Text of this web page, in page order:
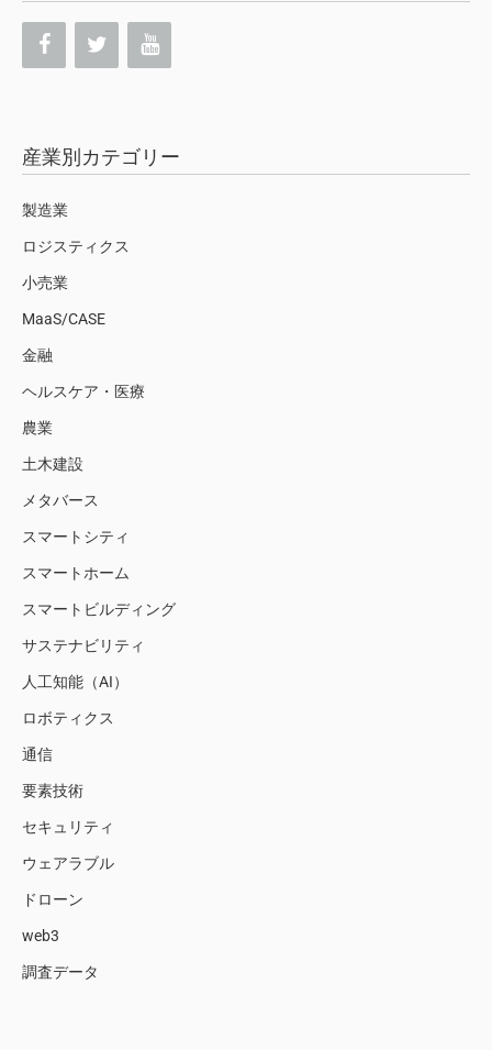
産業別カテゴリー
製造業
ロジスティクス
小売業
MaaS/CASE
金融
ヘルスケア・医療
農業
土木建設
メタバース
スマートシティ
スマートホーム
スマートビルディング
サステナビリティ
人工知能（AI）
ロボティクス
通信
要素技術
セキュリティ
ウェアラブル
ドローン
web3
調査データ